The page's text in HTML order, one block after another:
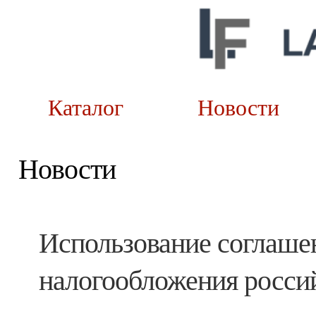
Каталог
Новости
Использование
налогообложения